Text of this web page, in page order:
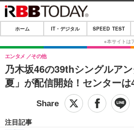
ホーム
IT・デジタル
IT・デジタルTOP
ショッピング
SPEED TEST
エンタメTOP
ホーム IT・デジタル SPEED TEST
乃木坂46の39thシングルア
夏」が配信開始！センター
エンタメ その他
注目記事